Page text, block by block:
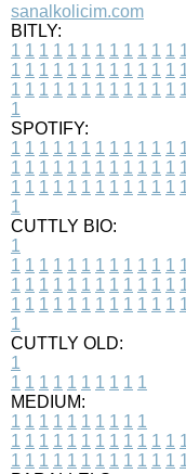
sanalkolicim.com
BITLY:
1 1 1 1 1 1 1 1 1 1 1 1
1 1 1 1 1 1 1 1 1 1 1 1
1 1 1 1 1 1 1 1 1 1 1 1
1
SPOTIFY:
1 1 1 1 1 1 1 1 1 1 1 1
1 1 1 1 1 1 1 1 1 1 1 1
1 1 1 1 1 1 1 1 1 1 1 1
1
CUTTLY BIO:
1
1 1 1 1 1 1 1 1 1 1 1 1
1 1 1 1 1 1 1 1 1 1 1 1
1 1 1 1 1 1 1 1 1 1 1 1
1
CUTTLY OLD:
1
1 1 1 1 1 1 1 1 1 1
MEDIUM:
1 1 1 1 1 1 1 1 1 1
1 1 1 1 1 1 1 1 1 1 1 1
1 1 1 1 1 1 1 1 1 1 1 1